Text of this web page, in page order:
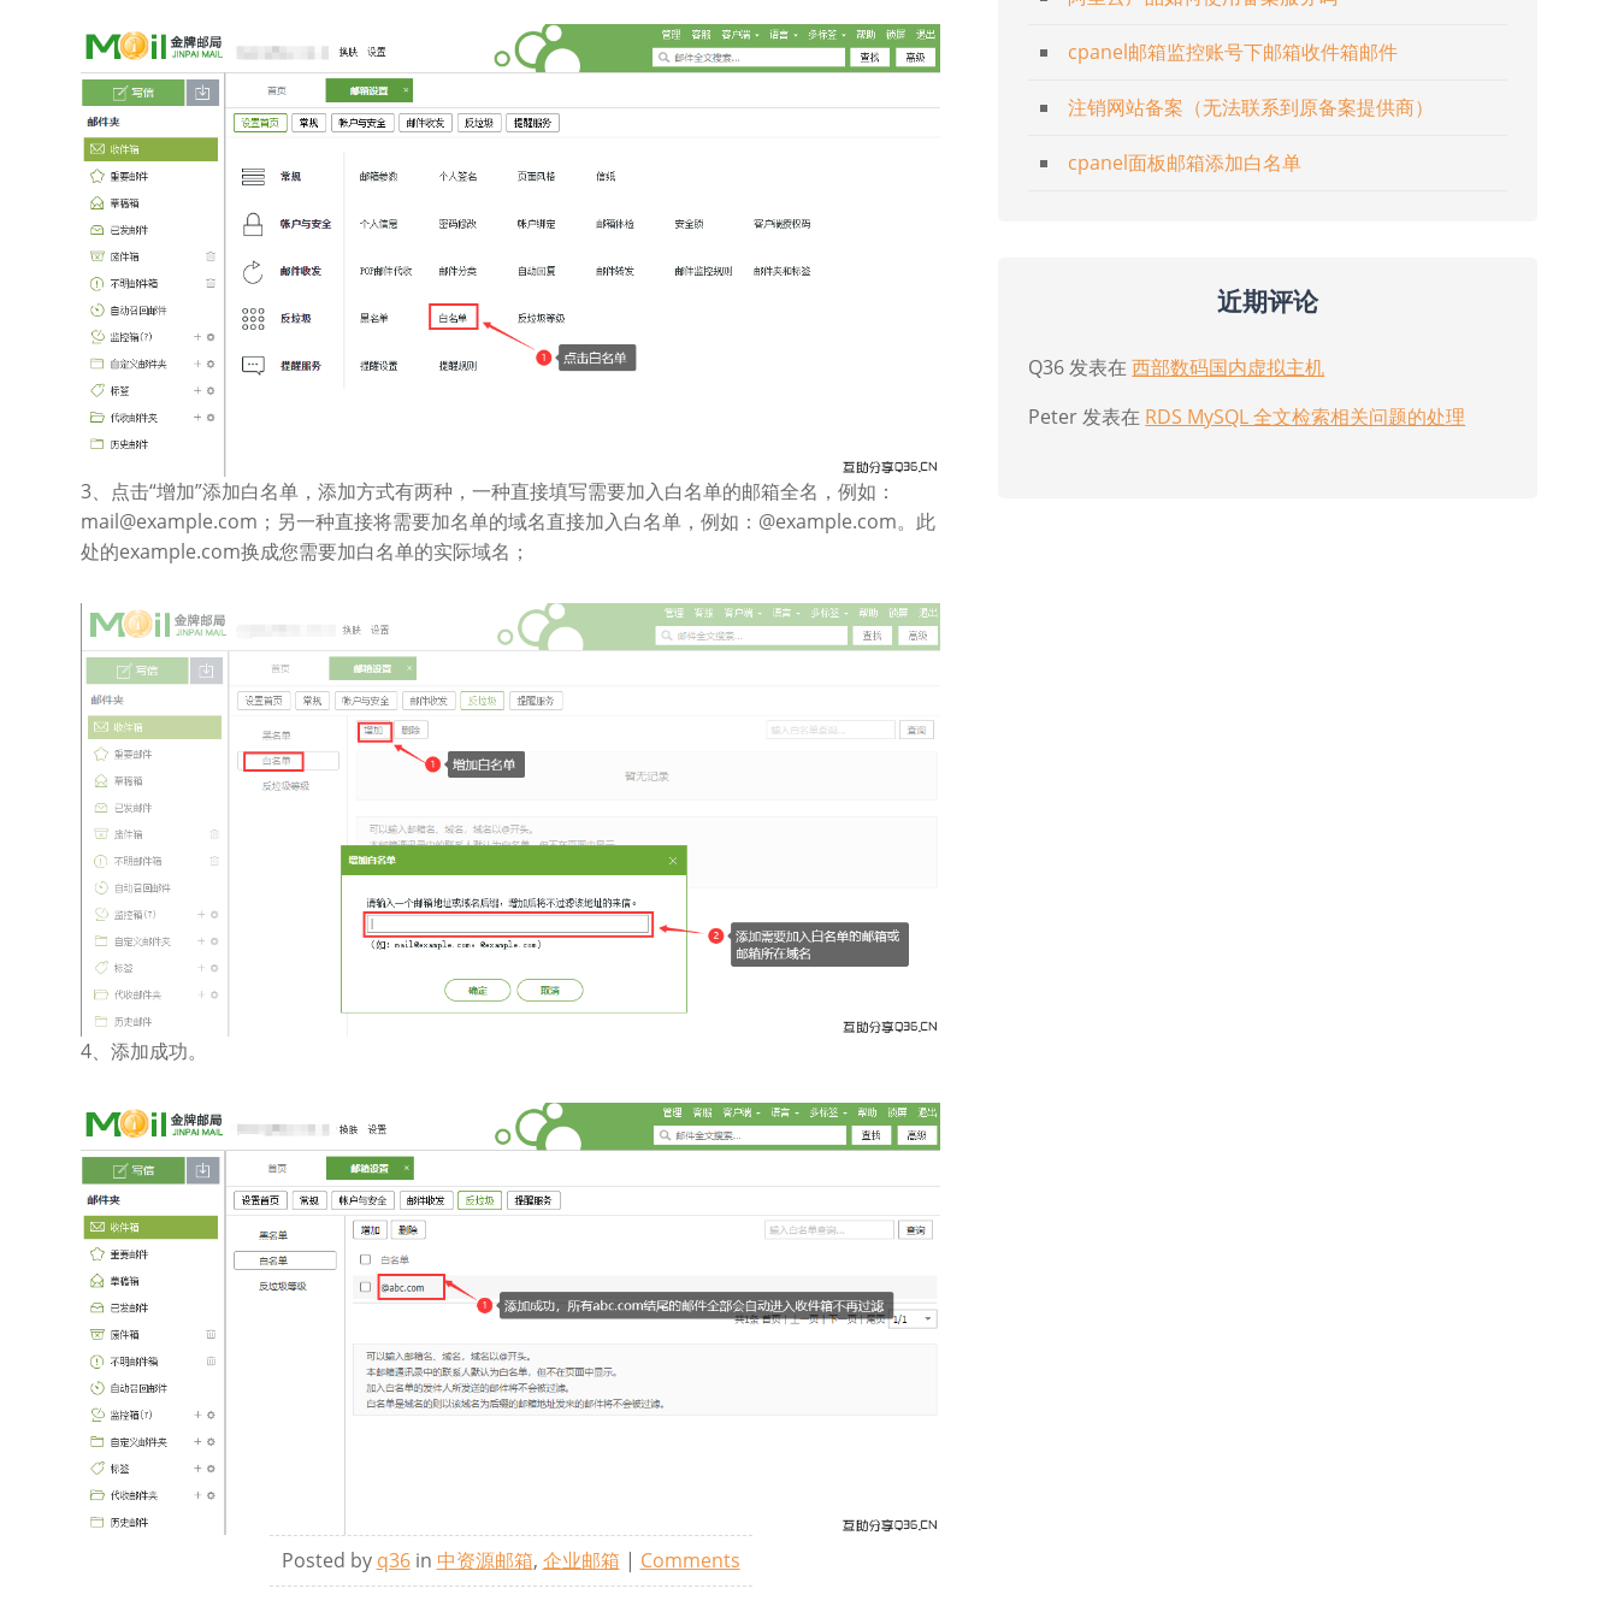
3、点击“增加”添加白名单，添加方式有两种，一种直接填写需要加入白名单的邮箱全名，例如：
mail@example.com；另一种直接将需要加名单的域名直接加入白名单，例如：@example.com。此
处的example.com换成您需要加白名单的实际域名；
4、添加成功。
Posted by q36in 中资源邮箱, 企业邮箱 | Comments
cpanel邮箱监控账号下邮箱收件箱邮件
注销网站备案（无法联系到原备案提供商）
cpanel面板邮箱添加白名单
近期评论
Q36发表在西部数码国内虚拟主机
Peter发表在 RDS MySQL 全文检索相关问题的处理